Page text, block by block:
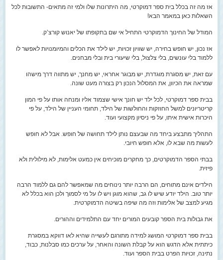
אז מה זה בכלל בית ספר דמוקרטי, מה היתרונות שלו ולמי זה מתאים- התשובות לכל
השאלות כאן במאמר הבא!
המודל של החינוך הדמוקרטי התחיל אי שם בתקופתו של יאנוש קורצ’ק.
אז נכון, יש חופש בחירה, יש שוויון זכויות, יש לילד את הכלים והמיומנויות לאפשר לו
ללמוד בלי עונשים, בלי צלצול, בלי שיעורי בית ובלי מבחנים.
עם זאת, יש מסגרת מוגדרת, יש מבוגר אחראי, יש מחנך, יש מתווה דרך מישהו
שמראה את הכיוון, את המסלול הנכון רק בצורה מעט שונה.
בבית ספר דמוקרטי, לכל ילד יש חונך אישי שצמוד אליו ומנחה אותו על פי המון
קריטריונים למשל החוזקות והחולשות של הילד, תחומי העניין של הילד, על פי
היכרות אישית איתו, על פי ניסיון מקצועי ועוד.
התהליך מתבצע ביחד מה שבעצם נותן לילד תחושה של חופש. אבל לא חופש
לעשות מה שבא לו, אלא חופש חיובי.
בבתי הספר הדמוקרטים, כך מחקרים מוכיחים אין כמעט אלימות, לא מילולית ולא
פיזית.
הילדים אינם מתוחים, הם הרבה יותר נינוחים מה שמאפשר להם גם ללמוד הרבה
יותר טוב. הילד יודע שיש לו גב, שהוא מוגן ויש לו על מי לסמוך ולכן הוא בכלל לא
מגיע למצב של אלימות וזה מה שיפה בשיטה הדמוקרטית.
את גבולות בית הספר קובעים המורים יחד עם התלמידים וההורים.
בבית ספר דמוקרטי המושג למידה מתורגם לעשייה שהיא לאו דווקא במסגרת
כיתתית אלא הדגש הוא על קבלת השונה והאחר, על ערכים כמו סבלנות, כבוד,
נתינה, זכויות הפרט בבית הספר ועוד.